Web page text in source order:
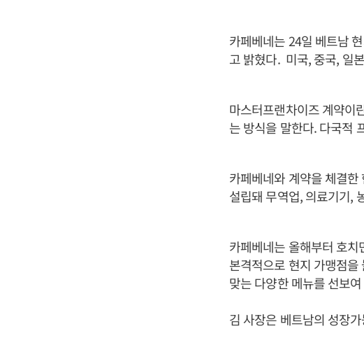
카페베네는 24일 베트남
고 밝혔다. 미국, 중국, 일
마스터프랜차이즈 계약이
는 방식을 말한다. 다국적
카페베네와 계약을 체결
설립돼 무역업, 의료기기,
카페베네는 올해부터 호
본격적으로 현지 가맹점
맞는 다양한 메뉴를 선보
김 사장은 베트남의 성장